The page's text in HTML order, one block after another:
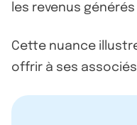
les revenus
Cette nuance
offrir à ses